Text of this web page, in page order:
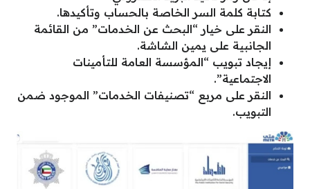
كتابة كلمة السر الخاصة بالحساب وتأكيدها.
النقر على خيار “البحث عن الخدمات” من القائمة
الجانبية على يمين الشاشة.
إيجاد تبويب “المؤسسة العامة للتأمينات
الاجتماعية”.
النقر على مربع “تصنيفات الخدمات” الموجود ضمن
التبويب.